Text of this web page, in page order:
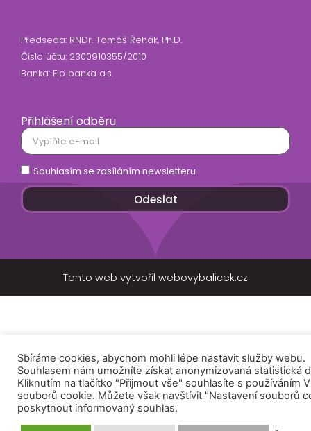
Předseda: RNDr. Tomáš Řehák, Ph.D.
Číslo účtu: 2300910355/2010
Banka: Fio banka a.s.
Přihlášení odběru
Souhlasím se zasíláním newsletteru
Odeslat
Tento web vytvořil webovybalicek.cz
Sbíráme cookies, abychom mohli lépe nastavit služby webu.
Souhlasem nám umožníte získat anonymizovaná statistická
Kliknutím na tlačítko "Přijmout vše" souhlasíte s používáním
souborů cookie. Můžete však navštívit "Nastavení souborů
poskytnout informovaný souhlas.